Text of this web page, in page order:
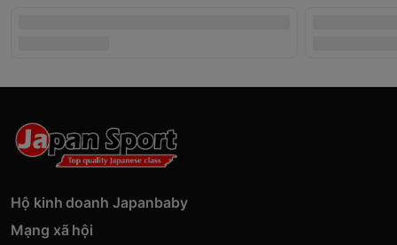
Hộ kinh doanh Japanbaby
Mạng xã hội